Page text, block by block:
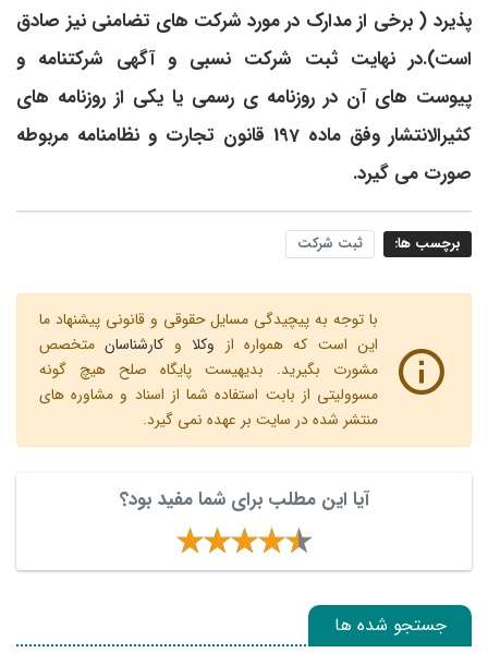
پذیرد ( برخی از مدارک در مورد شرکت ­های تضامنی نیز صادق
است).در نهایت ثبت شرکت نسبی و آگهی شرکتنامه و
پیوست­ های آن در روزنامه ­ی رسمی یا یکی از روزنامه ­های
کثیرالانتشار وفق ماده 197 قانون تجارت و نظامنامه مربوطه
صورت می ­گیرد.
برچسب ها: ثبت شرکت
با توجه به پیچیدگی مسایل حقوقی و قانونی پیشنهاد ما
این است که همواره از وکلاو کارشناسانمتخصص
مشورت بگیرید. بدیهیست پایگاه صلح هیچ گونه
مسوولیتی از بابت استفاده شما از اسناد و مشاوره های
منتشر شده در سایت بر عهده نمی گیرد.
آیا این مطلب برای شما مفید بود؟
جستجو شده ها